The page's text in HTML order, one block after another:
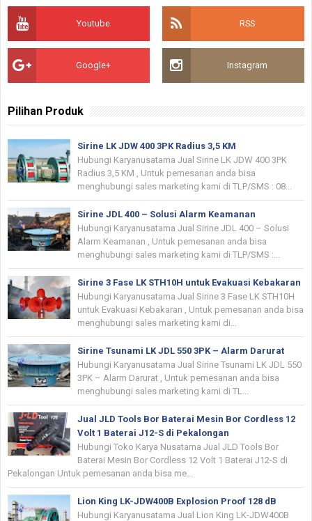
Youtube RSS
Google+ Instagram
Pilihan Produk
Sirine LK JDW 400 3PK Radius 3,5 KM
Hubungi Karyanusatama Jual Sirine LK JDW 400 3PK
Radius 3,5 KM , Untuk pemesanan anda bisa
menghubungi sales marketing kami di TLP/SMS : 08...
Sirine JDL 400 – Solusi Alarm Keamanan
Hubungi Karyanusatama Jual Sirine JDL 400 – Solusi
Alarm Keamanan , Untuk pemesanan anda bisa
menghubungi sales marketing kami di TLP/SMS :...
Sirine 3 Fase LK STH10H untuk Evakuasi Kebakaran
Hubungi Karyanusatama Jual Sirine 3 Fase LK STH10H
untuk Evakuasi Kebakaran , Untuk pemesanan anda bisa
menghubungi sales marketing kami di...
Sirine Tsunami LK JDL 550 3PK – Alarm Darurat
Hubungi Karyanusatama Jual Sirine Tsunami LK JDL 550
3PK – Alarm Darurat , Untuk pemesanan anda bisa
menghubungi sales marketing kami di TL...
Jual JLD Tools Bor Baterai Mesin Bor Cordless 12
Volt 1 Baterai J12-S di Pekalongan
Hubungi Toko Karya Nusatama Jual JLD Tools Bor
Baterai Mesin Bor Cordless 12 Volt 1 Baterai J12-S di
Pekalongan Untuk pemesanan anda bisa me...
Lion King LK-JDW400B Explosion Proof 128 dB
Hubungi Karyanusatama Jual Lion King LK-JDW400B